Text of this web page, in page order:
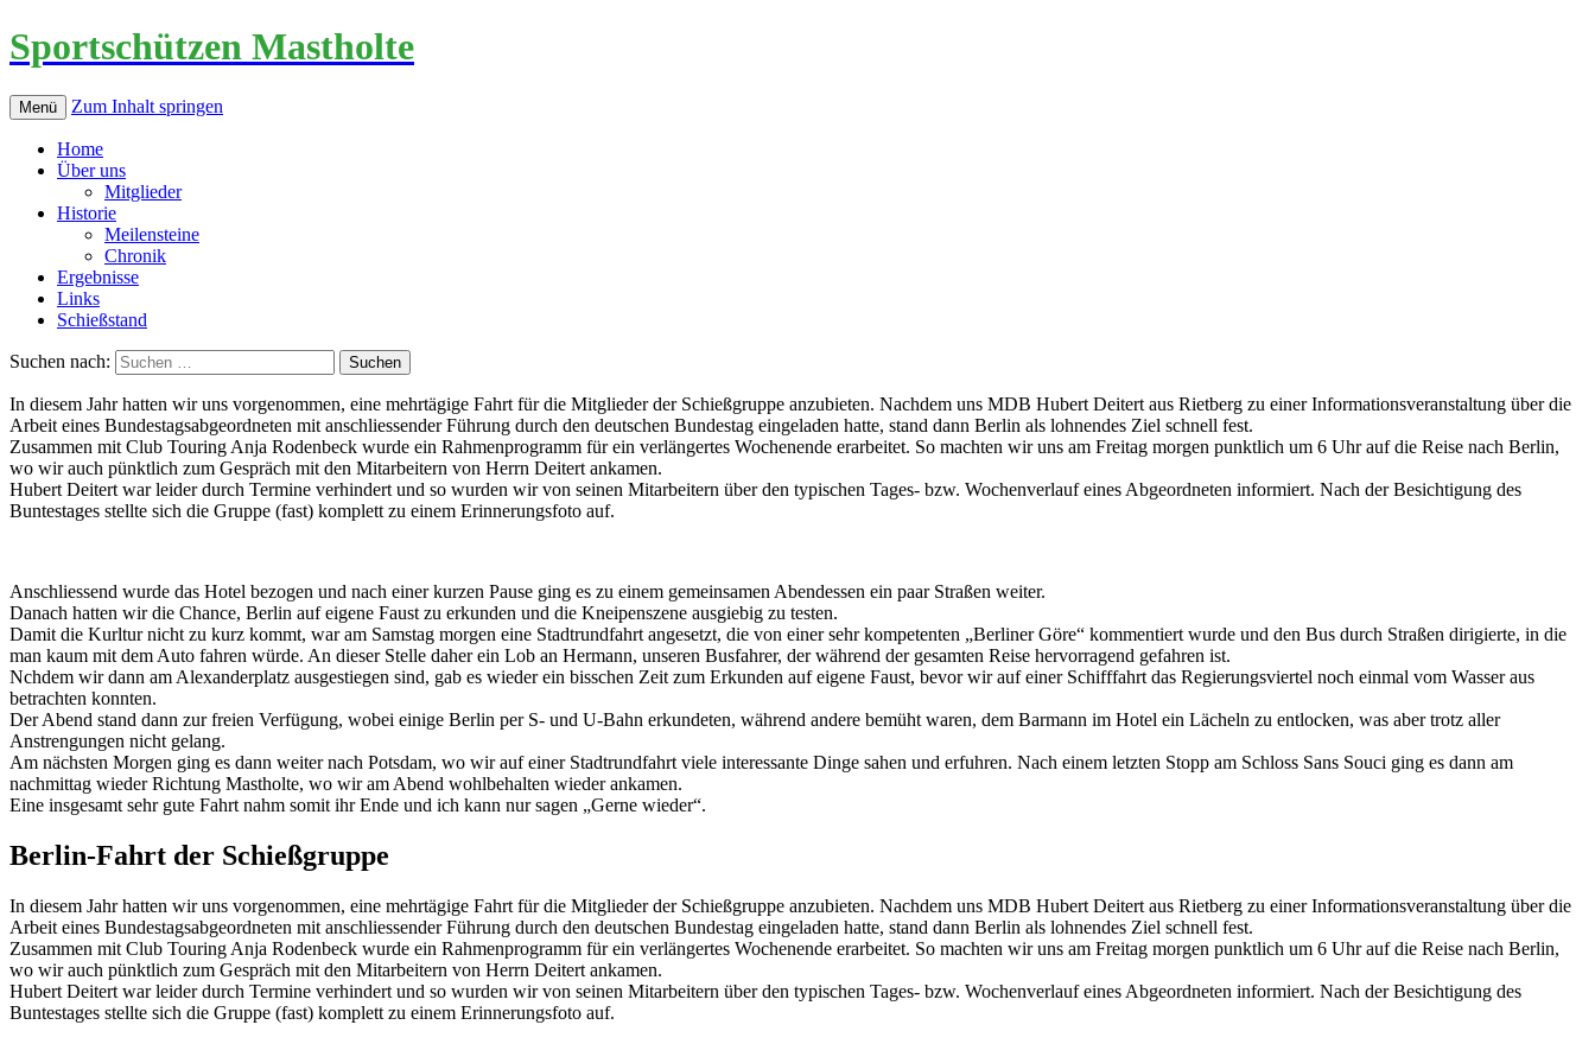
Sportschützen Mastholte
Menü Zum Inhalt springen
Home
Über uns
Mitglieder
Historie
Meilensteine
Chronik
Ergebnisse
Links
Schießstand
Suchen nach:
In diesem Jahr hatten wir uns vorgenommen, eine mehrtägige Fahrt für die Mitglieder der Schießgruppe anzubieten. Nachdem uns MDB Hubert Deitert aus Rietberg zu einer Informationsveranstaltung über die
Arbeit eines Bundestagsabgeordneten mit anschliessender Führung durch den deutschen Bundestag eingeladen hatte, stand dann Berlin als lohnendes Ziel schnell fest.
Zusammen mit Club Touring Anja Rodenbeck wurde ein Rahmenprogramm für ein verlängertes Wochenende erarbeitet. So machten wir uns am Freitag morgen punktlich um 6 Uhr auf die Reise nach Berlin,
wo wir auch pünktlich zum Gespräch mit den Mitarbeitern von Herrn Deitert ankamen.
Hubert Deitert war leider durch Termine verhindert und so wurden wir von seinen Mitarbeitern über den typischen Tages- bzw. Wochenverlauf eines Abgeordneten informiert. Nach der Besichtigung des
Buntestages stellte sich die Gruppe (fast) komplett zu einem Erinnerungsfoto auf.
Anschliessend wurde das Hotel bezogen und nach einer kurzen Pause ging es zu einem gemeinsamen Abendessen ein paar Straßen weiter.
Danach hatten wir die Chance, Berlin auf eigene Faust zu erkunden und die Kneipenszene ausgiebig zu testen.
Damit die Kurltur nicht zu kurz kommt, war am Samstag morgen eine Stadtrundfahrt angesetzt, die von einer sehr kompetenten „Berliner Göre“ kommentiert wurde und den Bus durch Straßen dirigierte, in die
man kaum mit dem Auto fahren würde. An dieser Stelle daher ein Lob an Hermann, unseren Busfahrer, der während der gesamten Reise hervorragend gefahren ist.
Nchdem wir dann am Alexanderplatz ausgestiegen sind, gab es wieder ein bisschen Zeit zum Erkunden auf eigene Faust, bevor wir auf einer Schifffahrt das Regierungsviertel noch einmal vom Wasser aus
betrachten konnten.
Der Abend stand dann zur freien Verfügung, wobei einige Berlin per S- und U-Bahn erkundeten, während andere bemüht waren, dem Barmann im Hotel ein Lächeln zu entlocken, was aber trotz aller
Anstrengungen nicht gelang.
Am nächsten Morgen ging es dann weiter nach Potsdam, wo wir auf einer Stadtrundfahrt viele interessante Dinge sahen und erfuhren. Nach einem letzten Stopp am Schloss Sans Souci ging es dann am
nachmittag wieder Richtung Mastholte, wo wir am Abend wohlbehalten wieder ankamen.
Eine insgesamt sehr gute Fahrt nahm somit ihr Ende und ich kann nur sagen „Gerne wieder“.
Berlin-Fahrt der Schießgruppe
In diesem Jahr hatten wir uns vorgenommen, eine mehrtägige Fahrt für die Mitglieder der Schießgruppe anzubieten. Nachdem uns MDB Hubert Deitert aus Rietberg zu einer Informationsveranstaltung über die
Arbeit eines Bundestagsabgeordneten mit anschliessender Führung durch den deutschen Bundestag eingeladen hatte, stand dann Berlin als lohnendes Ziel schnell fest.
Zusammen mit Club Touring Anja Rodenbeck wurde ein Rahmenprogramm für ein verlängertes Wochenende erarbeitet. So machten wir uns am Freitag morgen punktlich um 6 Uhr auf die Reise nach Berlin,
wo wir auch pünktlich zum Gespräch mit den Mitarbeitern von Herrn Deitert ankamen.
Hubert Deitert war leider durch Termine verhindert und so wurden wir von seinen Mitarbeitern über den typischen Tages- bzw. Wochenverlauf eines Abgeordneten informiert. Nach der Besichtigung des
Buntestages stellte sich die Gruppe (fast) komplett zu einem Erinnerungsfoto auf.